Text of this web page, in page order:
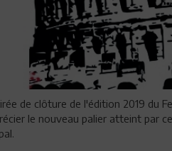
de clôture de l'édition 2019 du
le nouveau palier atteint par